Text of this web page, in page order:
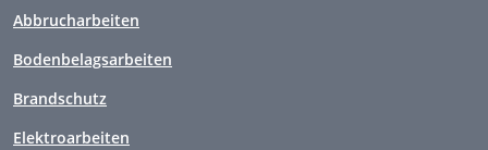
Abbrucharbeiten
Bodenbelagsarbeiten
Brandschutz
Elektroarbeiten